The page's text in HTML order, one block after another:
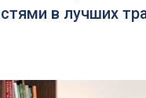
в лучших